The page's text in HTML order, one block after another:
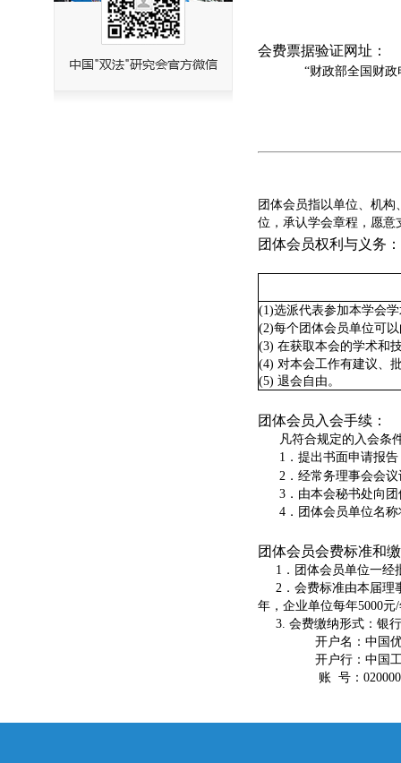
会费票据验证网址：
“财政部全国财政电子
团体会员指以单位、机
位，承认学会章程，愿意
团体会员权利与义务：
(1)选派代表参加本学会
(2)每个团体会员单位可
(3) 在获取本会的学术和
(4) 对本会工作有建议、
(5) 退会自由。
团体会员入会手续：
凡符合规定的入会条件
1．提出书面申请报告
2．经常务理事会会
3．由本会秘书处向团
4．团体会员单位名称
团体会员会费标准和
1．团体会员单位一经
2．会费标准由本届理
年，企业单位每年5000
3. 会费缴纳形式：银
开户名：中国优选
开户行：中国工商
账 号：